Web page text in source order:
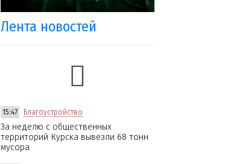
Лента новостей
15:47 Благоустройство
За неделю с общественных
территорий Курска вывезли 68 тонн
мусора